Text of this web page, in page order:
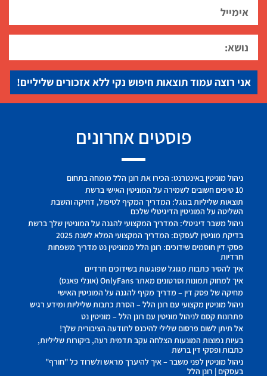
אני רוצה עמוד תוצאות חיפוש נקי ללא אזכורים שליליים!
פוסטים אחרונים
ניהול מוניטין באינטרנט: הכירו את רונן הלל מומחה בתחום
10 טיפים חשובים לשמירה על המוניטין האישי ברשת
תוצאות שליליות בגוגל: המדריך המקיף לטיפול, דחיקה והשבת
השליטה על המוניטין הדיגיטלי שלכם
ניהול משבר דיגיטלי: המדריך המקצועי להגנה על המוניטין שלך ברשת
בדיקת מוניטין לעסקים: המדריך המקצועי המלא לשנת 2025
פסקי דין חוסמים שידוכים: רונן הלל ממוניטין נט מדריך משפחות
חרדיות
איך להסיר כתבות מגוגל שפוגעות בשידוכים חרדיים
איך למחוק תמונות וסרטונים מאתר OnlyFans (אונלי פאנס)
מחיקה של פסק דין – מדריך מקיף להגנה על המוניטין האישי
ניהול מוניטין מקצועי עם רונן הלל – הסרת כתבות שליליות ומידע רגיש
פתרונות קסם לניהול מוניטין עם רונן הלל – מוניטין נט
אל תיתן לשום פרסום שלילי להיכנס לתודעה הציבורית שלך!
בעיות נפוצות המונעות הצלחה עקב תדמית רעה, ביקורות שליליות,
כתבות ופסקי דין ברשת
ניהול מוניטין לפני משבר – איך להיערך מראש ולשרוד כל "חורף"
בעסקים | רונן הלל